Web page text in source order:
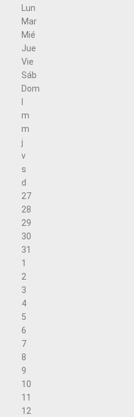
Lun
Mar
Mié
Jue
Vie
Sáb
Dom
m
m
j
v
s
d
27
28
29
30
31
1
2
3
4
5
6
7
8
9
10
11
12